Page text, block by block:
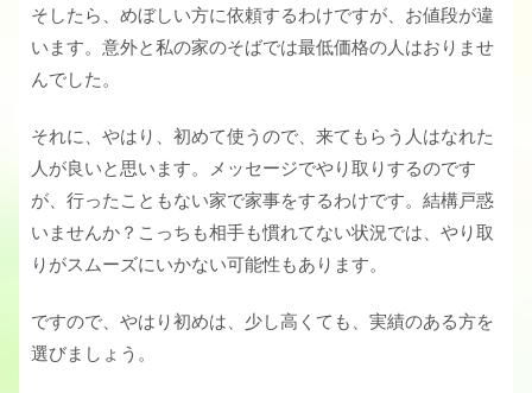
そしたら、めぼしい方に依頼するわけですが、お値段が違
います。意外と私の家のそばでは最低価格の人はおりませ
んでした。
それに、やはり、初めて使うので、来てもらう人はなれた
人が良いと思います。メッセージでやり取りするのです
が、行ったこともない家で家事をするわけです。結構戸惑
いませんか？こっちも相手も慣れてない状況では、やり取
りがスムーズにいかない可能性もあります。
ですので、やはり初めは、少し高くても、実績のある方を
選びましょう。